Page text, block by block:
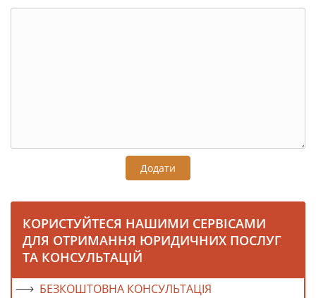
Додати
КОРИСТУЙТЕСЯ НАШИМИ СЕРВІСАМИ
ДЛЯ ОТРИМАННЯ ЮРИДИЧНИХ ПОСЛУГ
ТА КОНСУЛЬТАЦІЙ
БЕЗКОШТОВНА КОНСУЛЬТАЦІЯ